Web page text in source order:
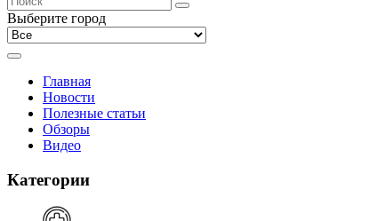
Выберите город
Главная
Новости
Полезные статьи
Обзоры
Видео
Категории